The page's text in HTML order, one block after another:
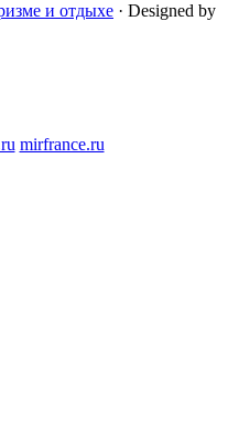
и отдыхе · Designed by
mirfrance.ru